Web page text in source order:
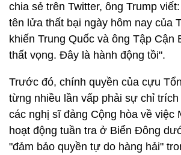
chia sẻ trên Twitter, ông Trump
tên lửa thất bại ngày hôm nay của
khiến Trung Quốc và ông Tập Cận
thất vọng. Đây là hành động tồi".
Trước đó, chính quyền của cựu
từng nhiều lần vấp phải sự chỉ
các nghị sĩ đảng Cộng hòa về việc
hoạt động tuần tra ở Biển Đông
"đảm bảo quyền tự do hàng hải"